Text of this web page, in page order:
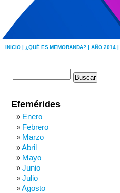
INICIO | ¿QUÉ ES MEMORANDA? | AÑO 2014 |
Efemérides
Enero
Febrero
Marzo
Abril
Mayo
Junio
Julio
Agosto